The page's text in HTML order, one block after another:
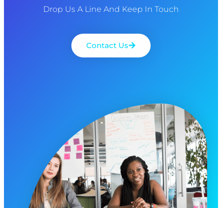
Drop Us A Line And Keep In Touch
Contact Us